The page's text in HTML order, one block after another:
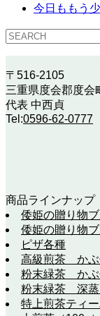
今日ももう
〒516-2105
三重県度会郡度会
代表 中西貞
Tel:0596-62-0777
商品ラインナップ
倭姫の贈り物
倭姫の贈り物
ピザ各種
高級煎茶 かぶ
粉末緑茶 かぶ
粉末緑茶 深蒸
特上煎茶ティ